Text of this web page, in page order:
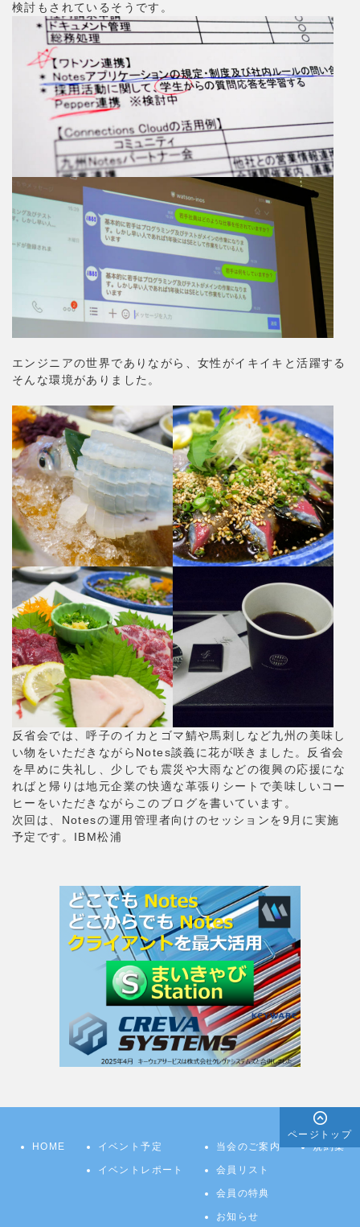
検討もされているそうです。
エンジニアの世界でありながら、女性がイキイキと活躍する
そんな環境がありました。
反省会では、呼子のイカとゴマ鯖や馬刺しなど九州の美味し
い物をいただきながらNotes談義に花が咲きました。反省会
を早めに失礼し、少しでも震災や大雨などの復興の応援にな
ればと帰りは地元企業の快適な革張りシートで美味しいコー
ヒーをいただきながらこのブログを書いています。
次回は、Notesの運用管理者向けのセッションを9月に実施
予定です。IBM松浦
HOME イベント予定
イベントレポート
当会のご案内
会員リスト
会員の特典
お知らせ
規約集
ページトップ